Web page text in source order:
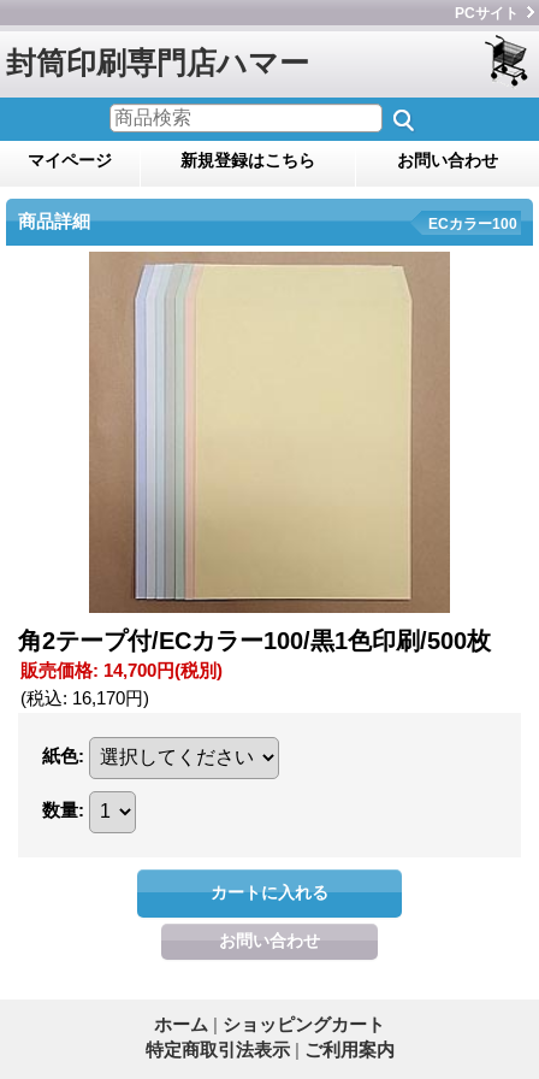
PCサイト
封筒印刷専門店ハマー
マイページ 新規登録はこちら お問い合わせ
商品詳細 ECカラー100
角2テープ付/ECカラー100/黒1色印刷/500枚
販売価格: 14,700円(税別)
(税込: 16,170円)
紙色:
数量:
ホーム | ショッピングカート
特定商取引法表示 | ご利用案内